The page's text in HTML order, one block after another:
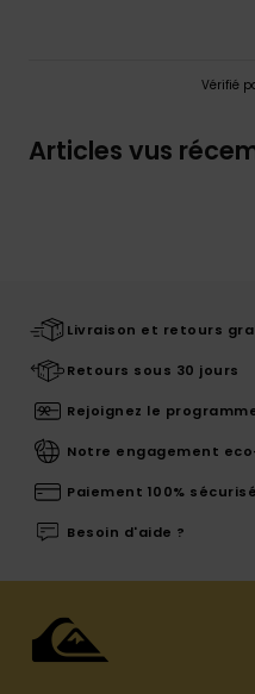
Vérifié
Articles vus
Livraison et retours
Retours sous 30 jours
Rejoignez le
Notre engagement
Paiement 100% sécurisé
Besoin d'aide ?